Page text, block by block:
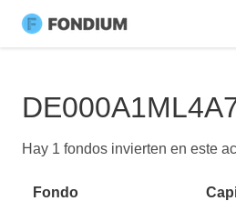
Hay 1 fondos invierten en este
Fondo